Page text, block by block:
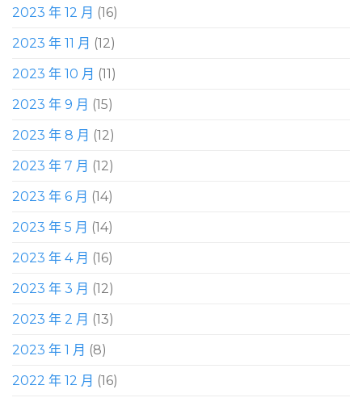
2023 年 12 月 (16)
2023 年 11 月 (12)
2023 年 10 月 (11)
2023 年 9 月 (15)
2023 年 8 月 (12)
2023 年 7 月 (12)
2023 年 6 月 (14)
2023 年 5 月 (14)
2023 年 4 月 (16)
2023 年 3 月 (12)
2023 年 2 月 (13)
2023 年 1 月 (8)
2022 年 12 月 (16)